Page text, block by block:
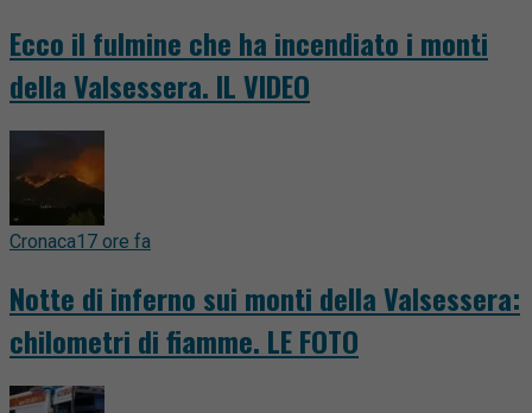
Ecco il fulmine che ha incendiato i monti
della Valsessera. IL VIDEO
Cronaca17 ore fa
Notte di inferno sui monti della Valsessera:
chilometri di fiamme. LE FOTO